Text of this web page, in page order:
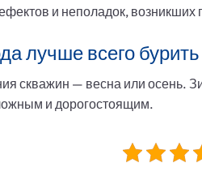
и неполадок, возникших
лучше всего
скважин — весна или осень.
и дорогостоящим.